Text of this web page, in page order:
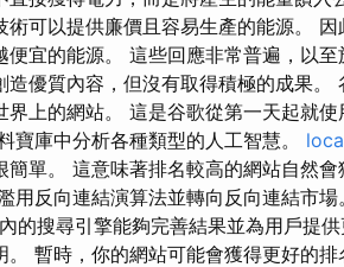
可以提供廉價且容易生產的能源。
宜的能源。 這些回應非常普遍，以
優質內容，但沒有取得積極的成果。
上的網站。 這是谷歌從第一天起就
寶庫中分析各種類型的人工智慧。
單。 這意味著排名較高的網站自然
用反向連結演算法並轉向反向連結市
的搜尋引擎能夠完善結果並為用戶提
暫時，你的網站可能會獲得更好的